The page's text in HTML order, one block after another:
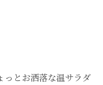
っとお洒落な温サラダ